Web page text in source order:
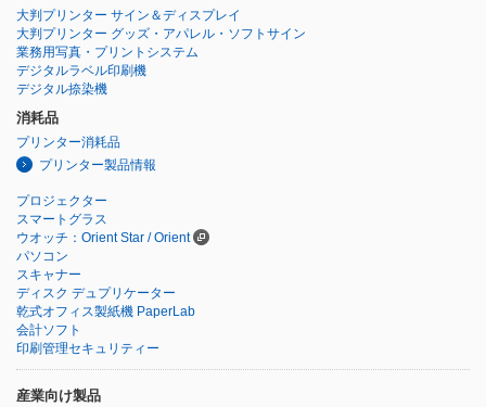
大判プリンター サイン＆ディスプレイ
大判プリンター グッズ・アパレル・ソフトサイン
業務用写真・プリントシステム
デジタルラベル印刷機
デジタル捺染機
消耗品
プリンター消耗品
プリンター製品情報
プロジェクター
スマートグラス
ウオッチ：Orient Star / Orient
パソコン
スキャナー
ディスク デュプリケーター
乾式オフィス製紙機 PaperLab
会計ソフト
印刷管理セキュリティー
産業向け製品